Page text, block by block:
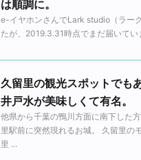
は順調に。
e-イヤホンさんでLark studio（ラー
たが、2019.3.31時点でまだ届いて
久留里の観光スポットでも
井戸水が美味しくて有名。
他県から千葉の鴨川方面に南下した
里駅前に突然現れるお城。 久留里の
里 ...